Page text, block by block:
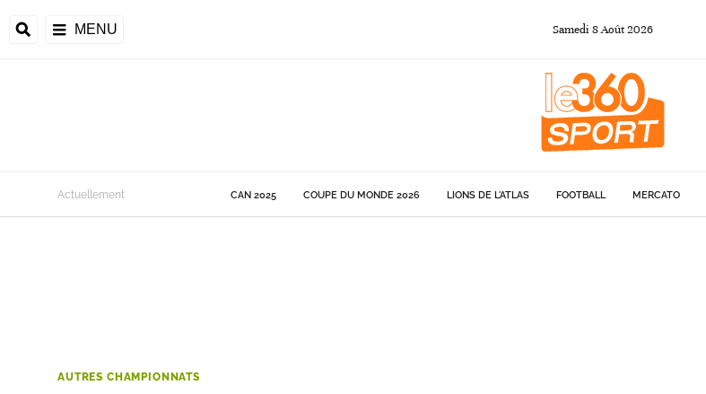
MENU Samedi 8Août2026
de la CAF
Actuellement CAN 2025 COUPE DU MONDE 2026 LIONS DE L'ATLAS FOOTBALL MERCATO
AUTRES CHAMPIONNATS